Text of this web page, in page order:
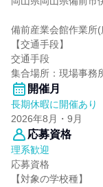
備前産業会館作業所
【交通手段】
交通手段
集合場所：現場事務
開催月
長期休暇に開催あり
2026年8月・9月
応募資格
理系歓迎
応募資格
【対象の学校種】